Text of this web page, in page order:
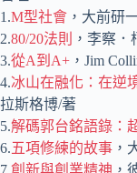
1.M型社會 ，大前研
2.80/20法則
，李察．
3.從A到A+ ，Jim
4.冰山在融化：在逆
拉斯格博/著
5.解碼郭台銘語錄：
6.五項修練的故事 ，
7.創新與創業精神 ，